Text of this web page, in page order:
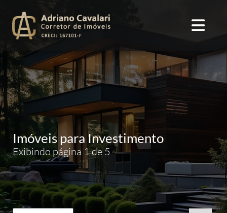
Imóveis para Investimento
Exibindo página 1 de 5